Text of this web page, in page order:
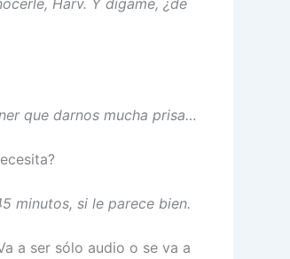
Harv. Y dígame, ¿de
que darnos mucha prisa…
minutos, si le parece bien.
a ser sólo audio o se va a